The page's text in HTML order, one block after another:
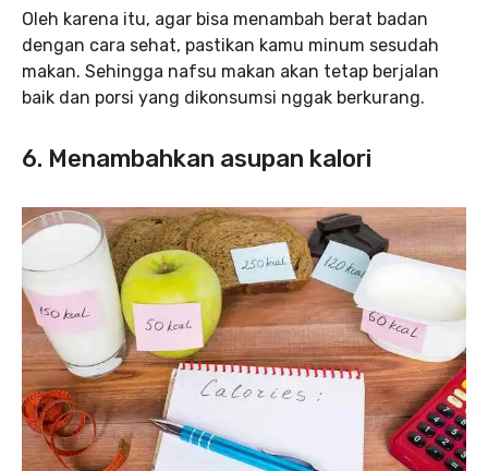
Oleh karena itu, agar bisa menambah berat badan
dengan cara sehat, pastikan kamu minum sesudah
makan. Sehingga nafsu makan akan tetap berjalan
baik dan porsi yang dikonsumsi nggak berkurang.
6. Menambahkan asupan kalori